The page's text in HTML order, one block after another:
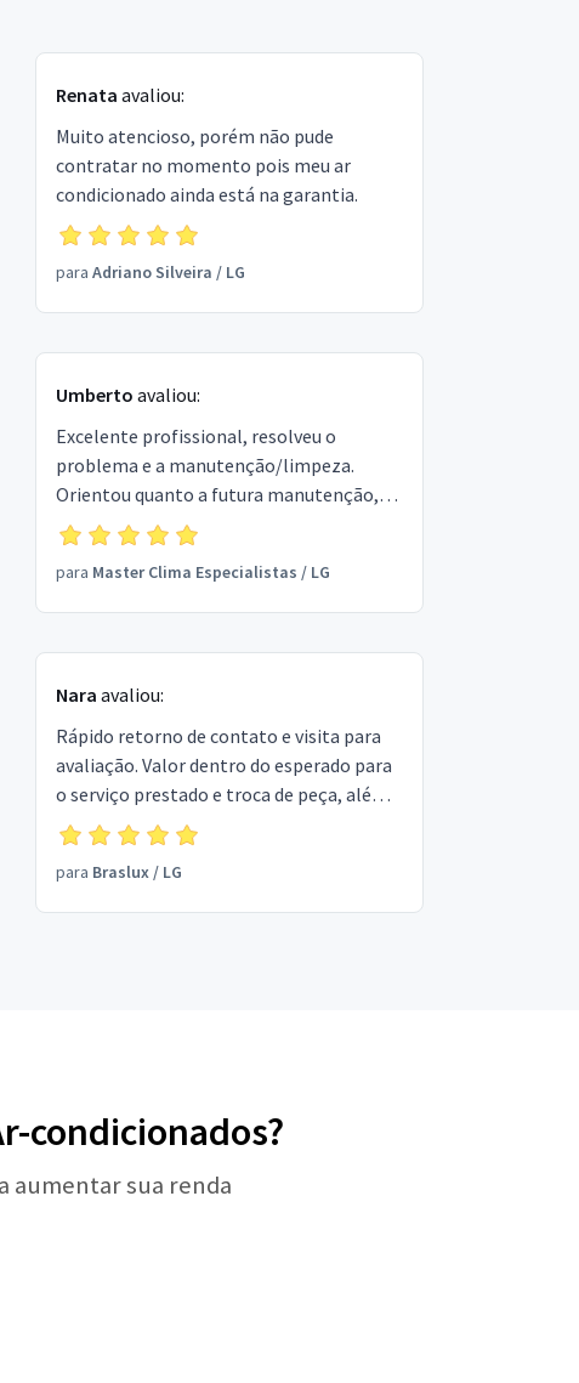
Renata avaliou:
Muito atencioso, porém não pude
contratar no momento pois meu ar
condicionado ainda está na garantia.
para Adriano Silveira / LG
Umberto avaliou:
Excelente profissional, resolveu o
problema e a manutenção/limpeza.
Orientou quanto a futura manutenção,
dicas e organização! Trabalho sério,
preço justo e pessoa muito gente boa.
Recomendo!
para Master Clima Especialistas / LG
Nara avaliou:
Rápido retorno de contato e visita para
avaliação. Valor dentro do esperado para
o serviço prestado e troca de peça, além
de rápida finalização e entrega.
Profissional e equipe super competentes.
para Braslux/ LG
condicionados?
aumentar sua renda